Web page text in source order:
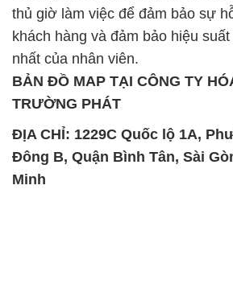
thủ giờ làm việc để đảm bảo sự
khách hàng và đảm bảo hiệu
nhất của nhân viên.
BẢN ĐỒ MAP TẠI CÔNG TY
TRƯỜNG PHÁT
ĐỊA CHỈ: 1229C Quốc lộ 1A,
Đông B, Quận Bình Tân, Sài
Minh